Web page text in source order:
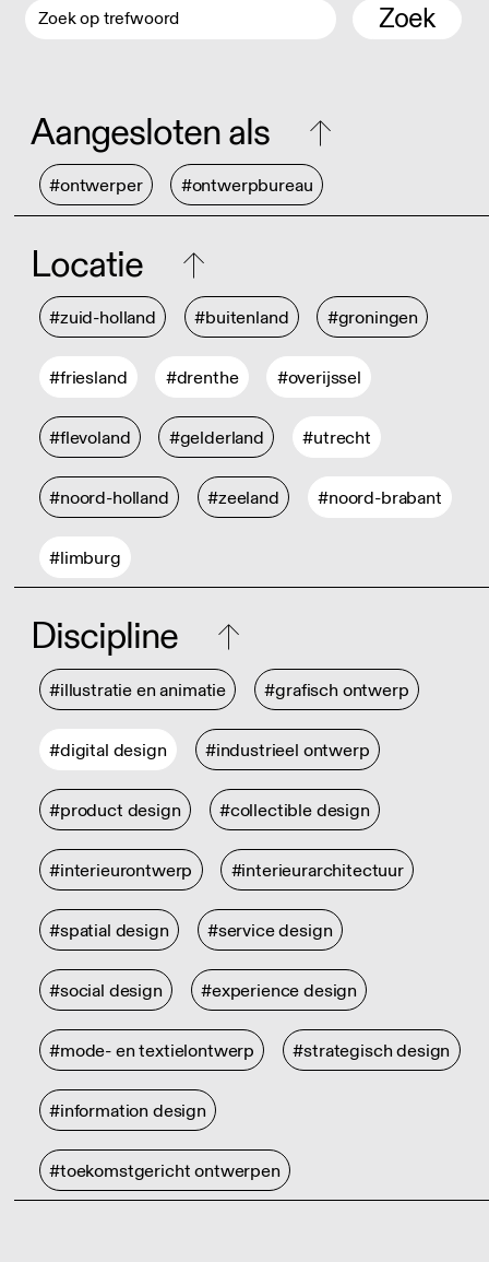
Zoek
Aangesloten als
#ontwerper #ontwerpbureau
Locatie
#zuid-holland #buitenland #groningen
#friesland #drenthe #overijssel
#flevoland #gelderland #utrecht
#noord-holland #zeeland #noord-brabant
#limburg
Discipline
#illustratie en animatie #grafisch ontwerp
#digital design #industrieel ontwerp
#product design #collectible design
#interieurontwerp #interieurarchitectuur
#spatial design #service design
#social design #experience design
#mode- en textielontwerp #strategisch design
#information design
#toekomstgericht ontwerpen